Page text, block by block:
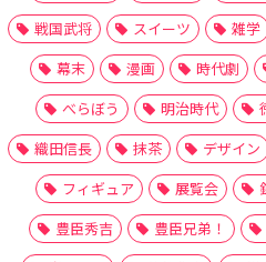
戦国武将
スイーツ 雑学
幕末
漫画 時代劇
べらぼう
明治時代
織田信長
抹茶 デザイン
フィギュア
展覧会
豊臣秀吉
豊臣兄弟！